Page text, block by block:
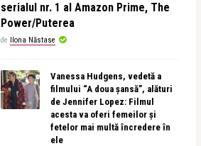
serialul nr. 1 al Amazon Prime, The
Power/Puterea
de Ilona Năstase
Vanessa Hudgens, vedetă a
filmului “A doua șansă”, alături
de Jennifer Lopez: Filmul
acesta va oferi femeilor și
fetelor mai multă încredere în
ele